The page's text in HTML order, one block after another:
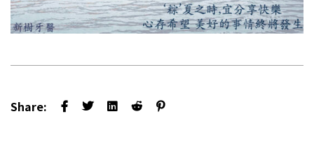
Share: